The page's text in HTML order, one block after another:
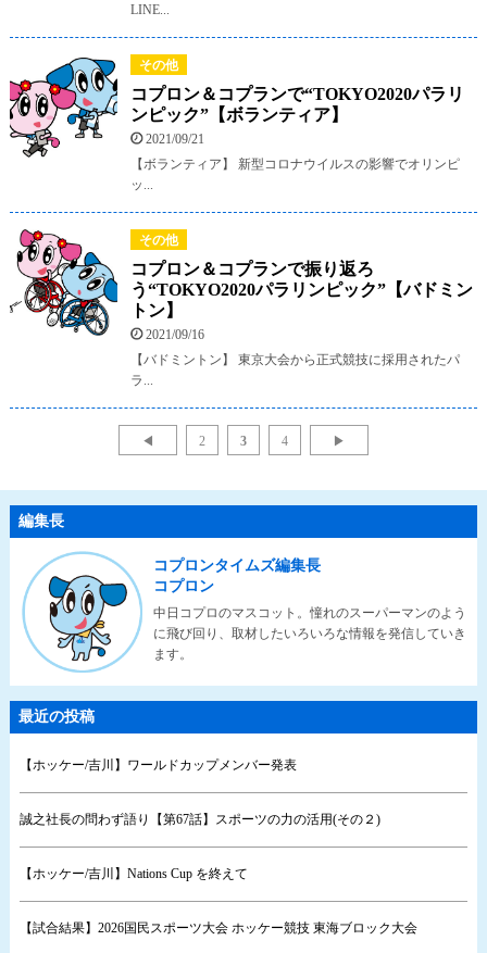
LINE...
その他
コプロン＆コプランで“TOKYO2020パラリ
ンピック”【ボランティア】
2021/09/21
【ボランティア】 新型コロナウイルスの影響でオリンピ
ッ...
その他
コプロン＆コプランで振り返ろ
う“TOKYO2020パラリンピック”【バドミン
トン】
2021/09/16
【バドミントン】 東京大会から正式競技に採用されたパ
ラ...
◀ 2 3 4 ▶
編集長
コプロンタイムズ編集長
コプロン
中日コプロのマスコット。憧れのスーパーマンのよう
に飛び回り、取材したいろいろな情報を発信していき
ます。
最近の投稿
【ホッケー/吉川】ワールドカップメンバー発表
誠之社長の問わず語り【第67話】スポーツの力の活用(その２)
【ホッケー/吉川】Nations Cup を終えて
【試合結果】2026国民スポーツ大会 ホッケー競技 東海ブロック大会